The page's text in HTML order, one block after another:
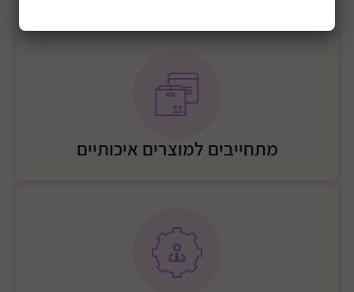
מתחייבים למוצרים איכותיים